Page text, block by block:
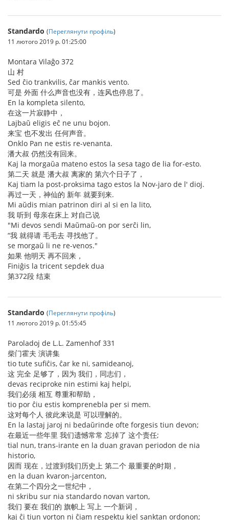
Standardo (Переглянути профіль)
11 лютого 2019 р. 01:25:00
Montara Vilaĝo 372
山 村
Sed ĉio trankvilis, ĉar mankis vento.
可是 外面 什么声音也没有，连风也停息了。
En la kompleta silento,
在这一片寂静中，
Lajbaŭ eligis eĉ ne unu bojon.
来宝 也不发出 任何声音。
Onklo Pan ne estis re-venanta.
潘大叔 仍然没有回来。
Kaj la morgaŭa mateno estos la sesa tago de lia for-esto.
第二天 就是 潘大叔 离家的 第六个日子了，
Kaj tiam la post-proksima tago estos la Nov-jaro de l' dioj.
再过一天，神仙的 新年 就要到来.
Mi aŭdis mian patrinon diri al si en la lito,
我 听到 母亲在床上 对自己说
"Mi devos sendi Maŭmaŭ-on por serĉi lin,
“我 就得请 毛毛去 寻找他了。
se morgaŭ li ne re-venos."
如果 他明天 再不回来，
Finiĝis la tricent sepdek dua
第372段 结束
Standardo (Переглянути профіль)
11 лютого 2019 р. 01:55:45
Paroladoj de L.L. Zamenhof 331
柴门霍夫 演讲集
tio tute sufiĉis, ĉar ke ni, samideanoj,
这 完全 足够了，因为 我们，同志们，
devas reciproke nin estimi kaj helpi,
我们必须 相互 尊重和帮助，
tio por ĉiu estis komprenebla per si mem.
这对每个人 彼此来说是 可以理解的。
En la lastaj jaroj ni bedaŭrinde ofte forgesis tiun devon;
在最近一些年里 我们遗憾常常 忘掉了 这个责任;
tial nun, trans-irante en la duan gravan periodon de nia
historio,
因而 现在，过渡到我们历史上 第二个 最重要的时期，
en la duan kvaron-jarcenton,
在第二个四分之一世纪中，
ni skribu sur nia standardo novan varton,
我们 要在 我们的 旗帜上 写上 一个新词，
kaj ĉi tiun vorton ni ĉiam respektu kiel sanktan ordonon;